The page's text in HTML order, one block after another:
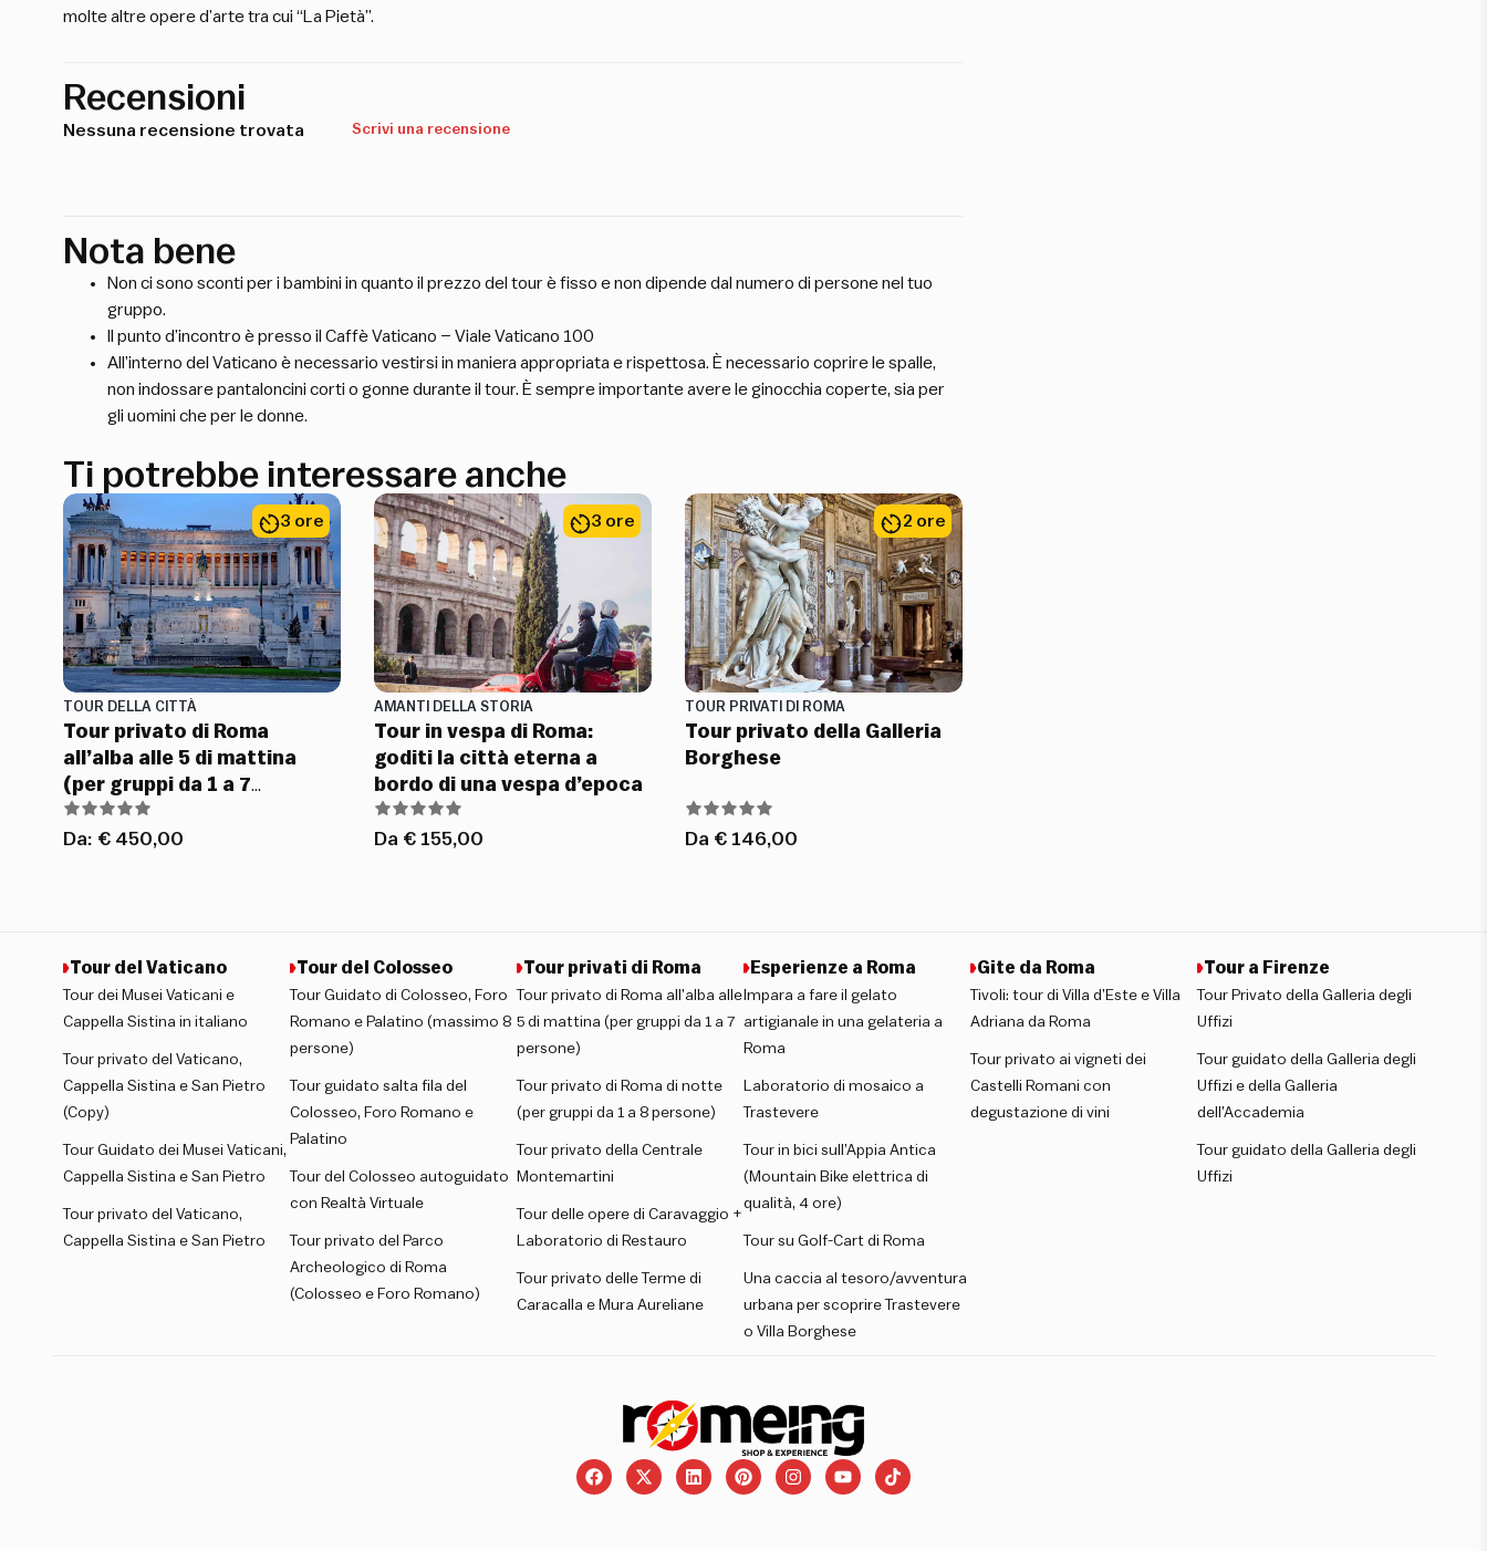
molte altre opere d’arte tra cui “La Pietà”.
Recensioni
Nessuna recensione trovata Scrivi una recensione
Nota bene
Non ci sono sconti per i bambini in quanto il prezzo del tour è fisso e non dipende dal numero di persone nel tuo
gruppo.
Il punto d’incontro è presso il Caffè Vaticano – Viale Vaticano 100
All’interno del Vaticano è necessario vestirsi in maniera appropriata e rispettosa. È necessario coprire le spalle,
non indossare pantaloncini corti o gonne durante il tour. È sempre importante avere le ginocchia coperte, sia per
gli uomini che per le donne.
Ti potrebbe interessare anche
3 ore
TOUR DELLA CITTÀ
Tour privato di Roma
all’alba alle 5 di mattina
(per gruppi da 1 a 7
persone)
Da: € 450,00
3 ore
AMANTI DELLA STORIA
Tour in vespa di Roma:
goditi la città eterna a
bordo di una vespa d’epoca
Da € 155,00
2 ore
TOUR PRIVATI DI ROMA
Tour privato della Galleria
Borghese
Da € 146,00
Tour del Vaticano
Tour dei Musei Vaticani e
Cappella Sistina in italiano
Tour privato del Vaticano,
Cappella Sistina e San Pietro
(Copy)
Tour Guidato dei Musei Vaticani,
Cappella Sistina e San Pietro
Tour privato del Vaticano,
Cappella Sistina e San Pietro
Tour del Colosseo
Tour Guidato di Colosseo, Foro
Romano e Palatino (massimo 8
persone)
Tour guidato salta fila del
Colosseo, Foro Romano e
Palatino
Tour del Colosseo autoguidato
con Realtà Virtuale
Tour privato del Parco
Archeologico di Roma
(Colosseo e Foro Romano)
Tour privati di Roma
Tour privato di Roma all’alba alle
5 di mattina (per gruppi da 1 a 7
persone)
Tour privato di Roma di notte
(per gruppi da 1 a 8 persone)
Tour privato della Centrale
Montemartini
Tour delle opere di Caravaggio +
Laboratorio di Restauro
Tour privato delle Terme di
Caracalla e Mura Aureliane
Esperienze a Roma
Impara a fare il gelato
artigianale in una gelateria a
Roma
Laboratorio di mosaico a
Trastevere
Tour in bici sull’Appia Antica
(Mountain Bike elettrica di
qualità, 4 ore)
Tour su Golf-Cart di Roma
Una caccia al tesoro/avventura
urbana per scoprire Trastevere
o Villa Borghese
Gite da Roma
Tivoli: tour di Villa d’Este e Villa
Adriana da Roma
Tour privato ai vigneti dei
Castelli Romani con
degustazione di vini
Tour a Firenze
Tour Privato della Galleria degli
Uffizi
Tour guidato della Galleria degli
Uffizi e della Galleria
dell’Accademia
Tour guidato della Galleria degli
Uffizi